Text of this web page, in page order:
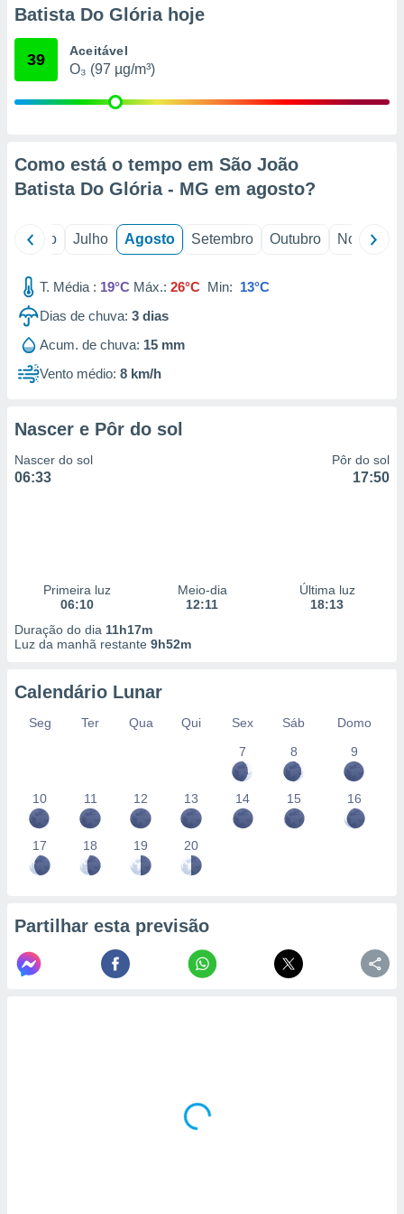
através
de
1199
Batista Do Glória hoje
39 Aceitável
O₃ (97 µg/m³)
Como está o tempo em São João
Batista Do Glória - MG em agosto?
Junho Julho Agosto Setembro Outubro Novembro
T. Média : 19°C Máx.: 26°C Min: 13°C
Dias de chuva: 3 dias
Acum. de chuva: 15 mm
Vento médio: 8 km/h
Nascer e Pôr do sol
Nascer do sol
06:33
Pôr do sol
17:50
Primeira luz
06:10
Meio-dia
12:11
Última luz
18:13
Duração do dia 11h17m
Luz da manhã restante 9h52m
Calendário Lunar
Seg Ter Qua Qui Sex Sáb
Domo
7
8 9
10 11 12 13 14 15 16
17 18 19 20
Partilhar esta previsão